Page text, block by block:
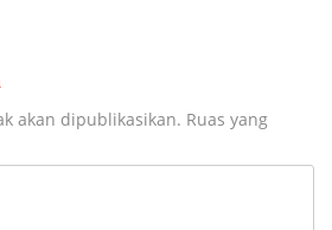
akan dipublikasikan. Ruas yang